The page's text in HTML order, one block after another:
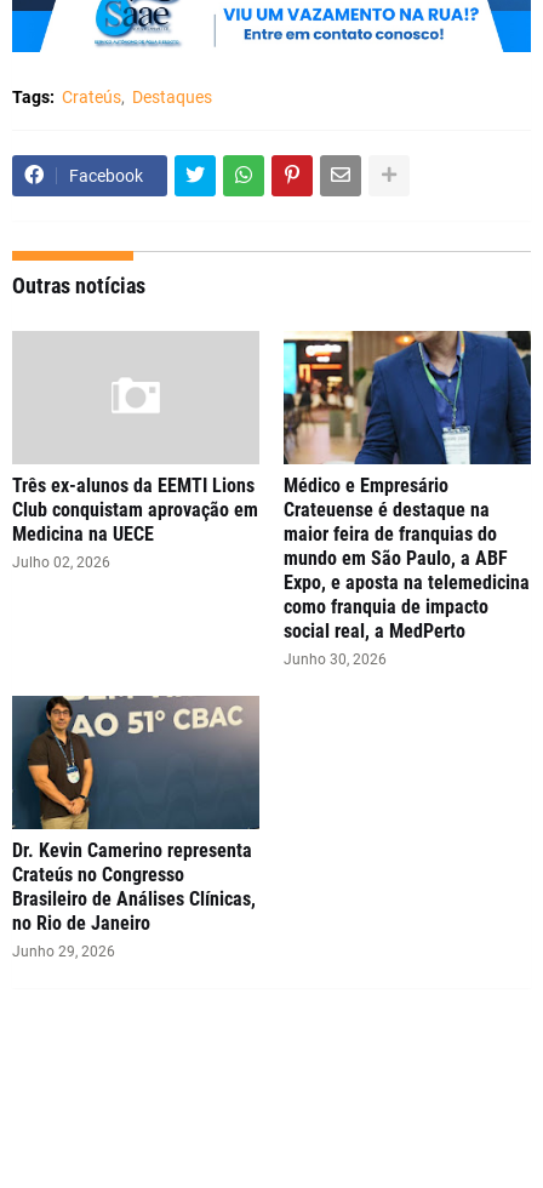
Tags: Crateús Destaques
Facebook
Outras notícias
Três ex-alunos da EEMTI Lions
Club conquistam aprovação em
Medicina na UECE
Julho 02, 2026
Médico e Empresário
Crateuense é destaque na
maior feira de franquias do
mundo em São Paulo, a ABF
Expo, e aposta na telemedicina
como franquia de impacto
social real, a MedPerto
Junho 30, 2026
Dr. Kevin Camerino representa
Crateús no Congresso
Brasileiro de Análises Clínicas,
no Rio de Janeiro
Junho 29, 2026